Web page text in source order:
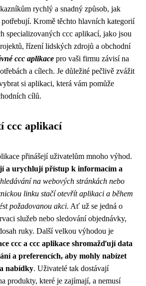
rychlý a snadný způsob, jak
Kromě těchto hlavních kategorií
specializovaných ccc aplikací, jako jsou
řízení lidských zdrojů a obchodní
ccc aplikace pro vaši firmu závisí na
a cílech. Je důležité pečlivě zvážit
si aplikaci, která vám pomůže
cílů.
ccc aplikací
přinášejí uživatelům mnoho výhod.
a urychlují přístup k informacím a
na webových stránkách nebo
linku stačí otevřít aplikaci a během
požadovanou akci. Ať už se jedná o
služeb nebo sledování objednávky,
ruky. Další velkou výhodou je
ccc a ccc aplikace shromažďují data
a preferencích, aby mohly nabízet
nabídky. Uživatelé tak dostávají
produkty, které je zajímají, a nemusí